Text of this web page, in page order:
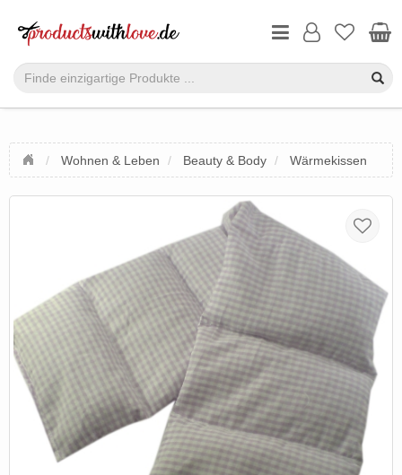
Wohnen & Leben Beauty & Body Wärmekissen